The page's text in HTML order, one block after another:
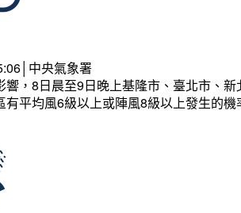
中央氣象署
響，8日晨至9日晚上基隆市、臺北市、
有平均風6級以上或陣風8級以上發生的